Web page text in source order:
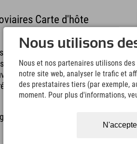
Carte d'hôte
pas les seuls à être
de Kitzbühel ; avec une
également voyager
suivantes des
Westendorf, Brixen
Nous utilisons
Nous et nos partenaires utilisons
notre site web, analyser le trafic et
des prestataires tiers (par exemple,
moment. Pour plus d'informations,